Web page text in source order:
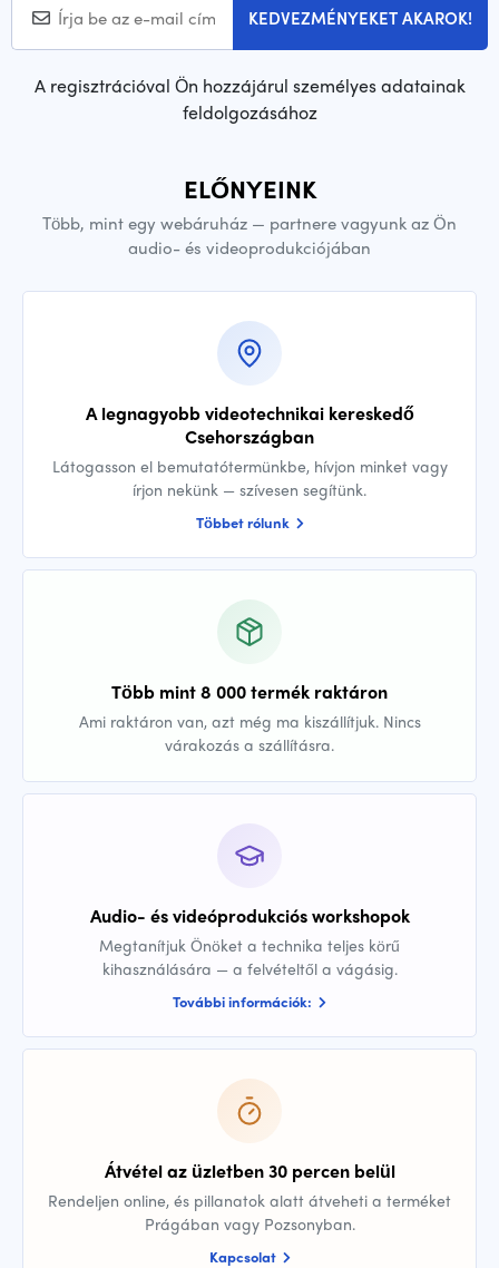
KEDVEZMÉNYEKET AKAROK!
A regisztrációval Ön hozzájárul személyes adatainak
feldolgozásához
ELŐNYEINK
Több, mint egy webáruház — partnere vagyunk az Ön
audio- és videoprodukciójában
A legnagyobb videotechnikai kereskedő
Csehországban
Látogasson el bemutatótermünkbe, hívjon minket vagy
írjon nekünk — szívesen segítünk.
Többet rólunk
Több mint 8 000 termék raktáron
Ami raktáron van, azt még ma kiszállítjuk. Nincs
várakozás a szállításra.
Audio- és videóprodukciós workshopok
Megtanítjuk Önöket a technika teljes körű
kihasználására — a felvételtől a vágásig.
További információk:
Átvétel az üzletben 30 percen belül
Rendeljen online, és pillanatok alatt átveheti a terméket
Prágában vagy Pozsonyban.
Kapcsolat